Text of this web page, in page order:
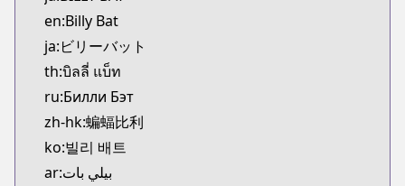
MangaUpdates
https://www.mangaupdates.com/
Book☆Walker
Book☆Walker
https://bookwalker.jp/series/354099/list
en:Billy Bat
ja:ビリーバット
th:บิลลี่ แบ็ท
ru:Билли Бэт
zh-hk:蝙蝠比利
ko:빌리 배트
ar:بيلي بات